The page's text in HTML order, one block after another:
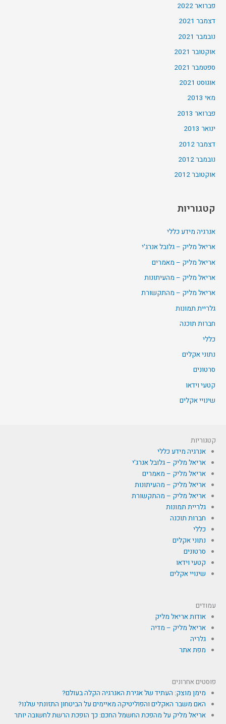
פברואר 2022
דצמבר 2021
נובמבר 2021
אוקטובר 2021
ספטמבר 2021
אוגוסט 2021
מאי 2013
פברואר 2013
ינואר 2013
דצמבר 2012
נובמבר 2012
אוקטובר 2012
קטגוריות
אנרגיה מידע כללי
אריאל מליק – גלובל אנרג'י
אריאל מליק – מאמרים
אריאל מליק – מהעיתונות
אריאל מליק – מהתקשורת
גלריית תמונות
חברות תוכנה
כללי
נתוני אקלים
סרטונים
קטעי וידאו
שינויי אקלים
קטגוריות
אנרגיה מידע כללי
אריאל מליק – גלובל אנרג'י
אריאל מליק – מאמרים
אריאל מליק – מהעיתונות
אריאל מליק – מהתקשורת
גלריית תמונות
חברות תוכנה
כללי
נתוני אקלים
סרטונים
קטעי וידאו
שינויי אקלים
עמודים
אודות אריאל מליק
אריאל מליק – מדיה
גלריה
מפת אתר
פוסטים אחרונים
מימן מוצק: העתיד של אגירת האנרגיה הקלה בעולם?
האם משבר האקלים והפוליטיקה מאיימים על הביטחון התזונתי שלנו?
אריאל מליק על מהפכת החשמל החכם: כך הופכת הרשת לחשובה יותר